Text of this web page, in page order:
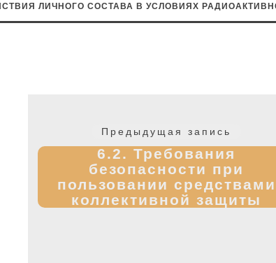
ЛИЧНОГО СОСТАВА В УСЛОВИЯХ
Предыдущая запись
запись:
6.2. Требования
безопасности при
пользовании средствами
коллективной защиты